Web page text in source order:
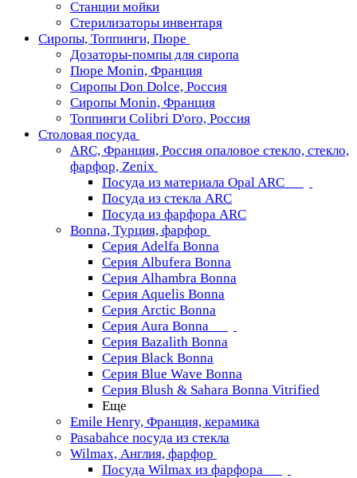
Станции мойки
Стерилизаторы инвентаря
Сиропы, Топпинги, Пюре
Дозаторы-помпы для сиропа
Пюре Monin, Франция
Сиропы Don Dolce, Россия
Сиропы Monin, Франция
Топпинги Colibri D'oro, Россия
Столовая посуда
ARC, Франция, Россия опаловое стекло, стекло,
фарфор, Zenix
Посуда из материала Opal ARC
Посуда из стекла ARC
Посуда из фарфора ARC
Bonna, Турция, фарфор
Серия Adelfa Bonna
Серия Albufera Bonna
Серия Alhambra Bonna
Серия Aquelis Bonna
Серия Arctic Bonna
Серия Aura Bonna
Серия Bazalith Bonna
Серия Black Bonna
Серия Blue Wave Bonna
Серия Blush & Sahara Bonna Vitrified
Еще
Emile Henry, Франция, керамика
Pasabahce посуда из стекла
Wilmax, Англия, фарфор
Посуда Wilmax из фарфора